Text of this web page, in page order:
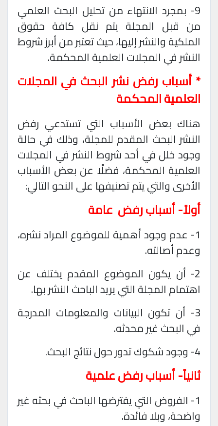
9- بمجرد الانتهاء من تحليل البحث العلمي
من قبل المجلة يتم نقل كافة حقوق
الملكية والنشر إليها، حيث تعتبر من أبرز شروط
النشر في المجلات العلمية المحكمة.
* أسباب رفض نشر البحث في المجلات
العلمية المحكمة
هناك بعض الأسباب التي تستدعي رفض
النشر البحث المقدم للمجلة، وذلك في حالة
وجود خلل في أحد شروط النشر في المجلات
العلمية المحكمة، فضلًا عن بعض الأسباب
الأخرى والتي يتم تصنيفها على النحو التالي:
أولاً- أسباب رفض عامة
1- عدم وجود أهمية للموضوع المراد نشره،
وعدم أصالته.
2- أن يكون الموضوع المقدم يختلف عن
اهتمام المجلة التي يريد الباحث النشر بها.
3- أن تكون البيانات والمعلومات المدرجة
في البحث غير محدثه.
4- وجود شكوك تدور حول نتائج البحث
.
ثانياً- أسباب رفض علمية
1- الفروض التي يفترضها الباحث في بحثه غير
واضحة، وبلا فائدة.